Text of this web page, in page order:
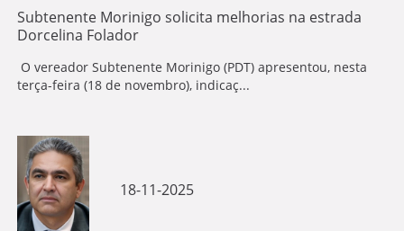
Subtenente Morinigo solicita melhorias na estrada
Dorcelina Folador
O vereador Subtenente Morinigo (PDT) apresentou, nesta
terça-feira (18 de novembro), indicaç...
18-11-2025